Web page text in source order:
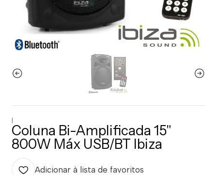
|
Coluna Bi-Amplificada 15"
800W Máx USB/BT Ibiza
Adicionar à lista de favoritos